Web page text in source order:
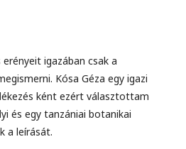
igazában csak a
Kósa Géza egy igazi
ként ezért választottam
és egy tanzániai botanikai
a leírását.